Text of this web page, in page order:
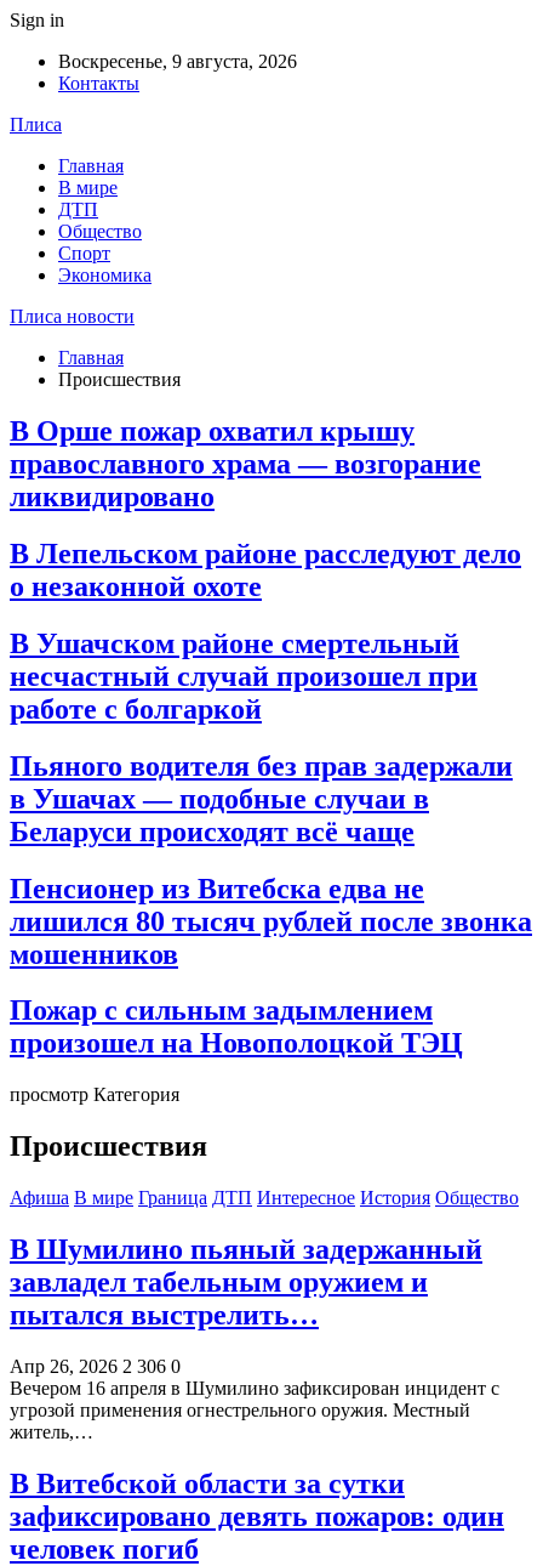
Sign in
Воскресенье, 9 августа, 2026
Контакты
Плиса
Главная
В мире
ДТП
Общество
Спорт
Экономика
Плиса новости
Главная
Происшествия
В Орше пожар охватил крышу
православного храма — возгорание
ликвидировано
В Лепельском районе расследуют дело
о незаконной охоте
В Ушачском районе смертельный
несчастный случай произошел при
работе с болгаркой
Пьяного водителя без прав задержали
в Ушачах — подобные случаи в
Беларуси происходят всё чаще
Пенсионер из Витебска едва не
лишился 80 тысяч рублей после звонка
мошенников
Пожар с сильным задымлением
произошел на Новополоцкой ТЭЦ
просмотр Категория
Происшествия
Афиша В мире Граница ДТП Интересное История Общество
В Шумилино пьяный задержанный
завладел табельным оружием и
пытался выстрелить…
Апр 26, 2026 2 306 0
Вечером 16 апреля в Шумилино зафиксирован инцидент с
угрозой применения огнестрельного оружия. Местный
житель,…
В Витебской области за сутки
зафиксировано девять пожаров: один
человек погиб